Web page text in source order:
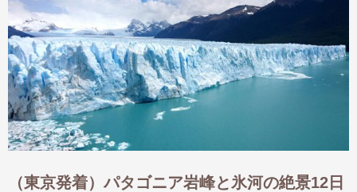
（東京発着）パタゴニア岩峰と氷河の絶景12日